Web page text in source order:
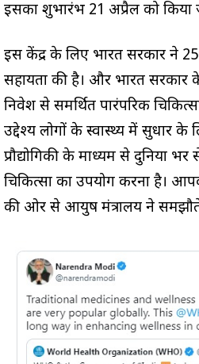
इसका शुभारंभ 21 अप्रैल को किया
इस केंद्र के लिए भारत सरकार ने
सहायता की है। और भारत सरकार
निवेश से समर्थित पारंपरिक
उद्देश्य लोगों के स्वास्थ्य में सुधार
प्रौद्योगिकी के माध्यम से दुनिया
चिकित्सा का उपयोग करना है।
की ओर से आयुष मंत्रालय ने समझौते